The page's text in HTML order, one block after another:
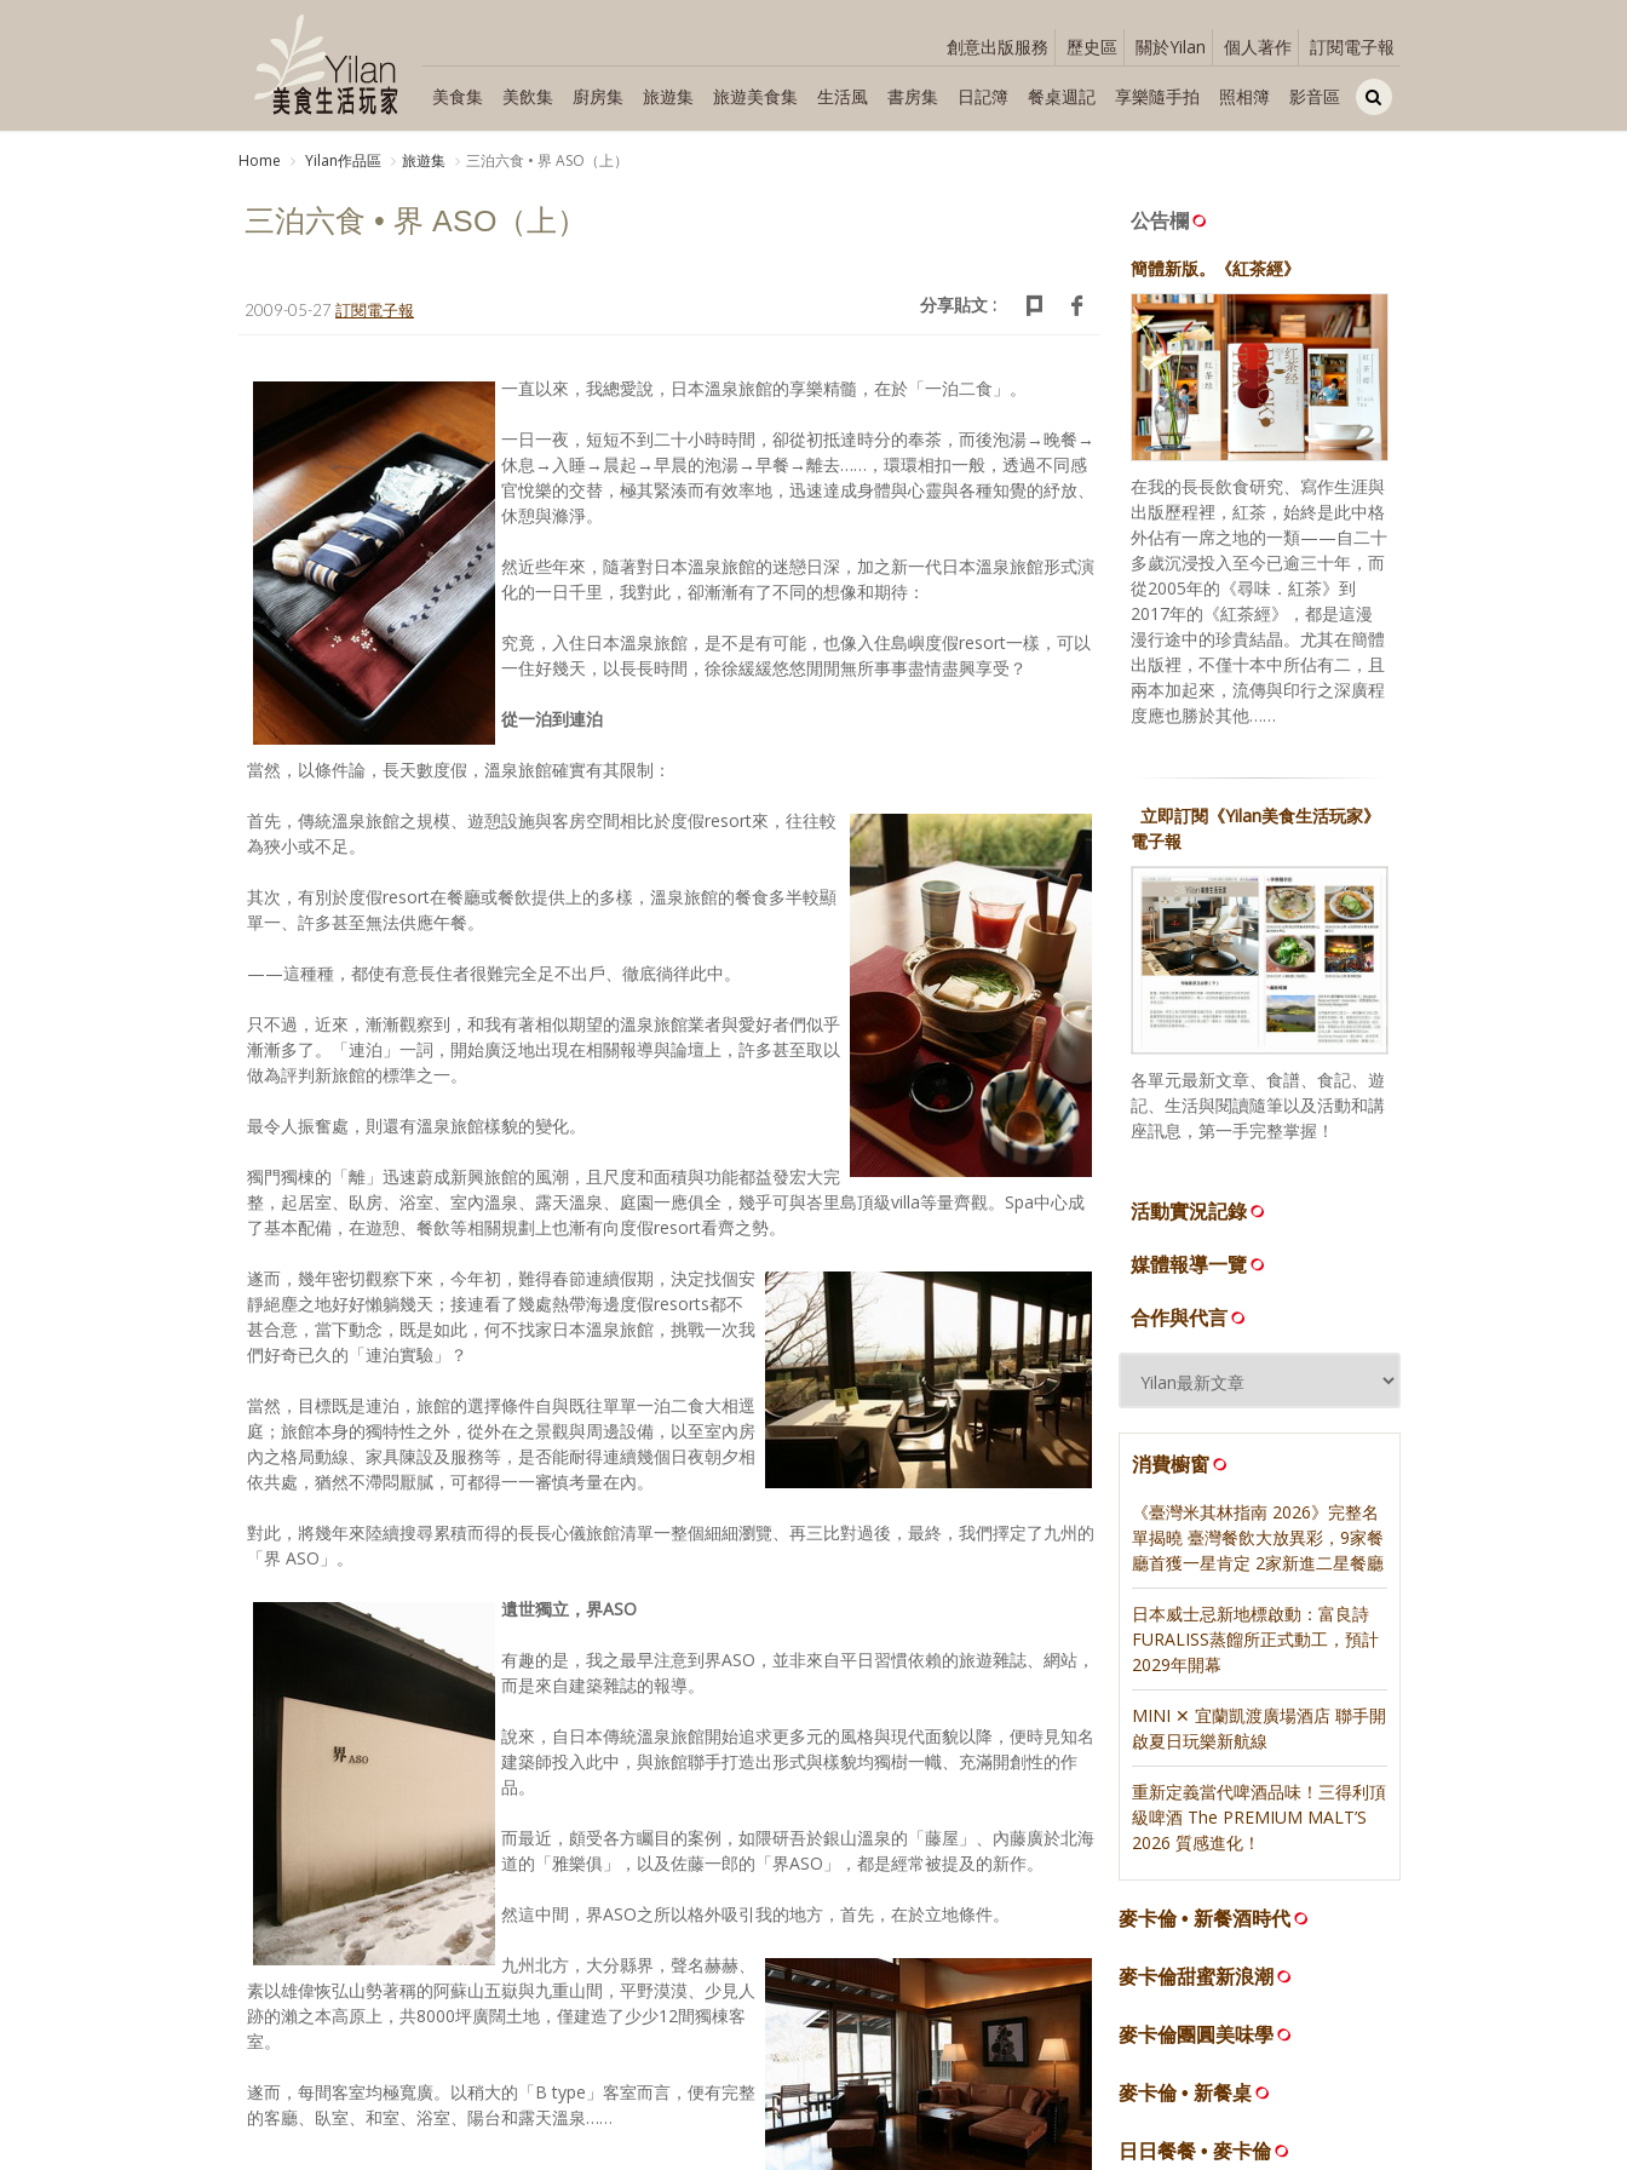
創意出版服務 歷史區 關於Yilan 個人著作 訂閱電子報
美食集 美飲集 廚房集 旅遊集 旅遊美食集 生活風 書房集 日記簿 餐桌週記 享樂隨手拍 照相簿 影音區
Home Yilan作品區 旅遊集 三泊六食 • 界 ASO（上）
三泊六食 • 界 ASO（上）
2009-05-27 訂閱電子報 分享貼文 :
一直以來，我總愛說，日本溫泉旅館的享樂精髓，在於「一泊二食」。
一日一夜，短短不到二十小時時間，卻從初抵達時分的奉茶，而後泡湯→晚餐→
休息→入睡→晨起→早晨的泡湯→早餐→離去……，環環相扣一般，透過不同感
官悅樂的交替，極其緊湊而有效率地，迅速達成身體與心靈與各種知覺的紓放、
休憩與滌淨。
然近些年來，隨著對日本溫泉旅館的迷戀日深，加之新一代日本溫泉旅館形式演
化的一日千里，我對此，卻漸漸有了不同的想像和期待：
究竟，入住日本溫泉旅館，是不是有可能，也像入住島嶼度假resort一樣，可以
一住好幾天，以長長時間，徐徐緩緩悠悠閒閒無所事事盡情盡興享受？
從一泊到連泊
當然，以條件論，長天數度假，溫泉旅館確實有其限制：
首先，傳統溫泉旅館之規模、遊憩設施與客房空間相比於度假resort來，往往較
為狹小或不足。
其次，有別於度假resort在餐廳或餐飲提供上的多樣，溫泉旅館的餐食多半較顯
單一、許多甚至無法供應午餐。
——這種種，都使有意長住者很難完全足不出戶、徹底徜徉此中。
只不過，近來，漸漸觀察到，和我有著相似期望的溫泉旅館業者與愛好者們似乎
漸漸多了。「連泊」一詞，開始廣泛地出現在相關報導與論壇上，許多甚至取以
做為評判新旅館的標準之一。
最令人振奮處，則還有溫泉旅館樣貌的變化。
獨門獨棟的「離」迅速蔚成新興旅館的風潮，且尺度和面積與功能都益發宏大完
整，起居室、臥房、浴室、室內溫泉、露天溫泉、庭園一應俱全，幾乎可與峇里島頂級villa等量齊觀。Spa中心成
了基本配備，在遊憩、餐飲等相關規劃上也漸有向度假resort看齊之勢。
遂而，幾年密切觀察下來，今年初，難得春節連續假期，決定找個安
靜絕塵之地好好懶躺幾天；接連看了幾處熱帶海邊度假resorts都不
甚合意，當下動念，既是如此，何不找家日本溫泉旅館，挑戰一次我
們好奇已久的「連泊實驗」？
當然，目標既是連泊，旅館的選擇條件自與既往單單一泊二食大相逕
庭；旅館本身的獨特性之外，從外在之景觀與周邊設備，以至室內房
內之格局動線、家具陳設及服務等，是否能耐得連續幾個日夜朝夕相
依共處，猶然不滯悶厭膩，可都得一一審慎考量在內。
對此，將幾年來陸續搜尋累積而得的長長心儀旅館清單一整個細細瀏覽、再三比對過後，最終，我們擇定了九州的
「界 ASO」。
遺世獨立，界ASO
有趣的是，我之最早注意到界ASO，並非來自平日習慣依賴的旅遊雜誌、網站，
而是來自建築雜誌的報導。
說來，自日本傳統溫泉旅館開始追求更多元的風格與現代面貌以降，便時見知名
建築師投入此中，與旅館聯手打造出形式與樣貌均獨樹一幟、充滿開創性的作
品。
而最近，頗受各方矚目的案例，如隈研吾於銀山溫泉的「藤屋」、內藤廣於北海
道的「雅樂俱」，以及佐藤一郎的「界ASO」，都是經常被提及的新作。
然這中間，界ASO之所以格外吸引我的地方，首先，在於立地條件。
九州北方，大分縣界，聲名赫赫、
素以雄偉恢弘山勢著稱的阿蘇山五嶽與九重山間，平野漠漠、少見人
跡的瀨之本高原上，共8000坪廣闊土地，僅建造了少少12間獨棟客
室。
遂而，每間客室均極寬廣。以稍大的「B type」客室而言，便有完整
的客廳、臥室、和室、浴室、陽台和露天溫泉……
公告欄
簡體新版。《紅茶經》
在我的長長飲食研究、寫作生涯與
出版歷程裡，紅茶，始終是此中格
外佔有一席之地的一類——自二十
多歲沉浸投入至今已逾三十年，而
從2005年的《尋味．紅茶》到
2017年的《紅茶經》，都是這漫
漫行途中的珍貴結晶。尤其在簡體
出版裡，不僅十本中所佔有二，且
兩本加起來，流傳與印行之深廣程
度應也勝於其他……
立即訂閱《Yilan美食生活玩家》
電子報
各單元最新文章、食譜、食記、遊
記、生活與閱讀隨筆以及活動和講
座訊息，第一手完整掌握！
活動實況記錄
媒體報導一覽
合作與代言
消費櫥窗
《臺灣米其林指南 2026》完整名
單揭曉 臺灣餐飲大放異彩，9家餐
廳首獲一星肯定 2家新進二星餐廳
日本威士忌新地標啟動：富良詩
FURALISS蒸餾所正式動工，預計
2029年開幕
MINI ✕ 宜蘭凱渡廣場酒店 聯手開
啟夏日玩樂新航線
重新定義當代啤酒品味！三得利頂
級啤酒 The PREMIUM MALT’S
2026 質感進化！
麥卡倫 • 新餐酒時代
麥卡倫甜蜜新浪潮
麥卡倫團圓美味學
麥卡倫 • 新餐桌
日日餐餐 • 麥卡倫